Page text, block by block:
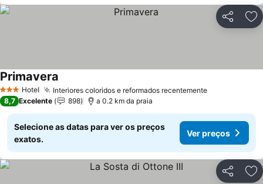
Partilhar
3 EstrelasHotel Interiores coloridos e reformados recentementeVer preços
Primavera
8,7 Excelente 898 a 0.2 km da praia
Selecione as datas para ver os preços
exatos.
Ver preços
Partilhar